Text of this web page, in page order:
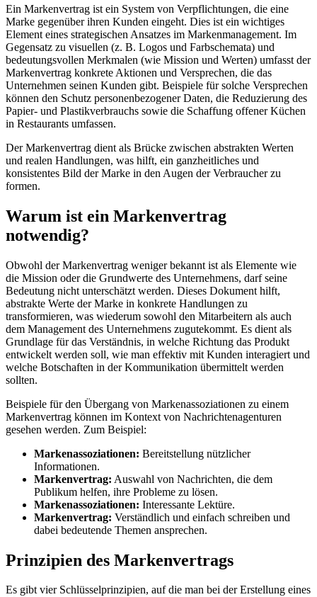
Ein Markenvertrag ist ein System von Verpflichtungen, die eine
Marke gegenüber ihren Kunden eingeht. Dies ist ein wichtiges
Element eines strategischen Ansatzes im Markenmanagement. Im
Gegensatz zu visuellen (z. B. Logos und Farbschemata) und
bedeutungsvollen Merkmalen (wie Mission und Werten) umfasst der
Markenvertrag konkrete Aktionen und Versprechen, die das
Unternehmen seinen Kunden gibt. Beispiele für solche Versprechen
können den Schutz personenbezogener Daten, die Reduzierung des
Papier- und Plastikverbrauchs sowie die Schaffung offener Küchen
in Restaurants umfassen.
Der Markenvertrag dient als Brücke zwischen abstrakten Werten
und realen Handlungen, was hilft, ein ganzheitliches und
konsistentes Bild der Marke in den Augen der Verbraucher zu
formen.
Warum ist ein Markenvertrag
notwendig?
Obwohl der Markenvertrag weniger bekannt ist als Elemente wie
die Mission oder die Grundwerte des Unternehmens, darf seine
Bedeutung nicht unterschätzt werden. Dieses Dokument hilft,
abstrakte Werte der Marke in konkrete Handlungen zu
transformieren, was wiederum sowohl den Mitarbeitern als auch
dem Management des Unternehmens zugutekommt. Es dient als
Grundlage für das Verständnis, in welche Richtung das Produkt
entwickelt werden soll, wie man effektiv mit Kunden interagiert und
welche Botschaften in der Kommunikation übermittelt werden
sollten.
Beispiele für den Übergang von Markenassoziationen zu einem
Markenvertrag können im Kontext von Nachrichtenagenturen
gesehen werden. Zum Beispiel:
Markenassoziationen: Bereitstellung nützlicher
Informationen.
Markenvertrag: Auswahl von Nachrichten, die dem
Publikum helfen, ihre Probleme zu lösen.
Markenassoziationen: Interessante Lektüre.
Markenvertrag: Verständlich und einfach schreiben und
dabei bedeutende Themen ansprechen.
Prinzipien des Markenvertrags
Es gibt vier Schlüsselprinzipien, auf die man bei der Erstellung eines